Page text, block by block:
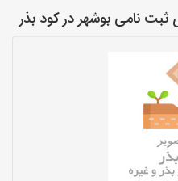
نامی بوشهر در کود بذر